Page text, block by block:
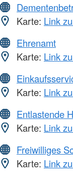
Karte: Link
Ehrenamt
Karte: Link
Karte: Link
Entlastende
Karte: Link
Freiwilliges
Karte: Link